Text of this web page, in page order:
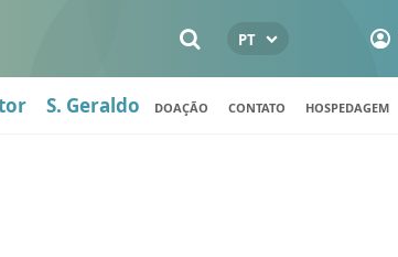
PT
S. Geraldo DOAÇÃO CONTATO HOSPEDAGEM